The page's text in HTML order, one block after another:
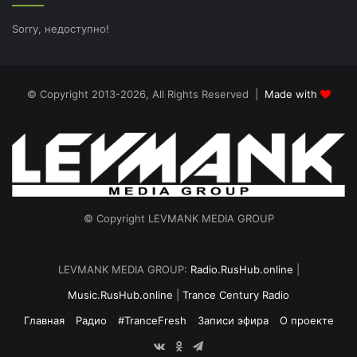
Sorry, недоступно!
© Copyright 2013-2026, All Rights Reserved | Made with
© Copyright LEVMANK MEDIA GROUP
LEVMANK MEDIA GROUP: Radio.RusHub.online
Music.RusHub.online
Trance Century Radio
Главная
Радио #TranceFresh Записи эфира
О проекте
vk.com
Odnoklassniki
Telegram